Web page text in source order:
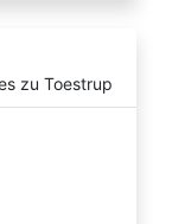
zu Toestrup